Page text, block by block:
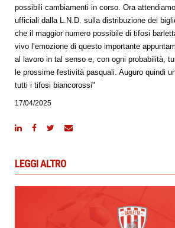
possibili cambiamenti in corso. Ora
ufficiali dalla L.N.D. sulla distribuzione dei
che il maggior numero possibile di tifosi
vivo l’emozione di questo importante
al lavoro in tal senso e, con ogni probabilità,
le prossime festività pasquali. Auguro quindi
tutti i tifosi biancorossi"
17/04/2025
LEGGI ALTRO